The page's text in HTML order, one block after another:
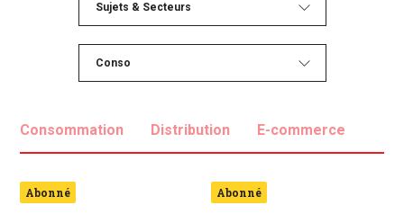
Sujets & Secteurs
Conso
Consommation Distribution E-commerce
Abonné Abonné